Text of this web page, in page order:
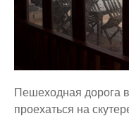
Пешеходная дорога
проехаться на